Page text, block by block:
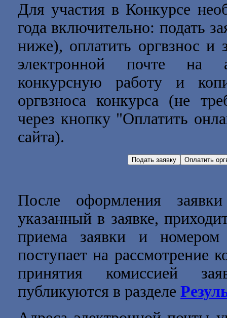
Для участия в Конкурсе
года включительно: подать
ниже), оплатить оргвзнос и
электронной почте
конкурсную работу и
оргвзноса конкурса (не
через кнопку "Оплатить
сайта).
После оформления
указанный в заявке,
приема заявки и номером
поступает на рассмотрение
принятия комиссией
публикуются в разделе